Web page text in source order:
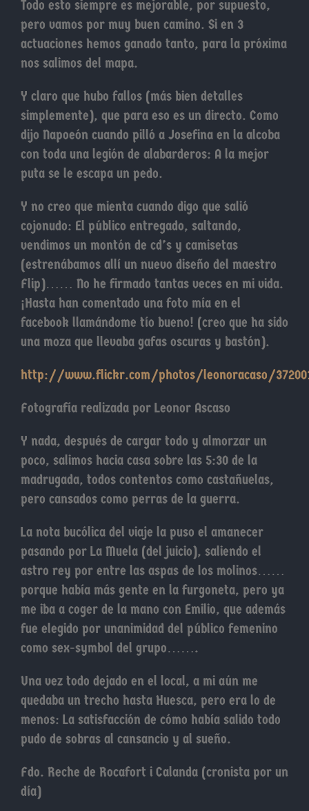
Todo esto siempre es mejorable, por supuesto,
pero vamos por muy buen camino. Si en 3
actuaciones hemos ganado tanto, para la próxima
nos salimos del mapa.
Y claro que hubo fallos (más bien detalles
simplemente), que para eso es un directo. Como
dijo Napoeón cuando pilló a Josefina en la alcoba
con toda una legión de alabarderos: A la mejor
puta se le escapa un pedo.
Y no creo que mienta cuando digo que salió
cojonudo: El público entregado, saltando,
vendimos un montón de cd’s y camisetas
(estrenábamos allí un nuevo diseño del maestro
Flip)…… No he firmado tantas veces en mi vida.
¡Hasta han comentado una foto mía en el
facebook llamándome tío bueno! (creo que ha sido
una moza que llevaba gafas oscuras y bastón).
http://www.flickr.com/photos/leonoracaso/
Fotografía realizada por Leonor Ascaso
Y nada, después de cargar todo y almorzar un
poco, salimos hacia casa sobre las 5:30 de la
madrugada, todos contentos como castañuelas,
pero cansados como perras de la guerra.
La nota bucólica del viaje la puso el amanecer
pasando por La Muela (del juicio), saliendo el
astro rey por entre las aspas de los molinos……
porque había más gente en la furgoneta, pero ya
me iba a coger de la mano con Emilio, que además
fue elegido por unanimidad del público femenino
como sex-symbol del grupo…….
Una vez todo dejado en el local, a mi aún me
quedaba un trecho hasta Huesca, pero era lo de
menos: La satisfacción de cómo había salido todo
pudo de sobras al cansancio y al sueño.
Fdo. Reche de Rocafort i Calanda (cronista por un
día)